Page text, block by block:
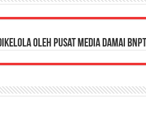
oleh Pusat Media Damai BNPT